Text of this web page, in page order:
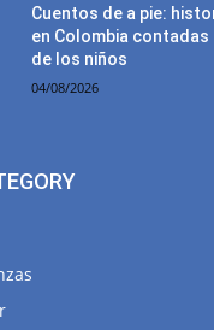
Cuentos de a pie:
en Colombia
de los niños
04/08/2026